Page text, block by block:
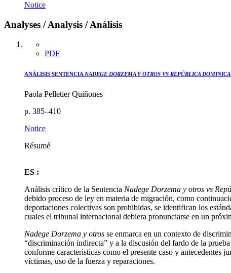
Notice
Analyses / Analysis / Análisis
PDF
ANÁLISIS SENTENCIA NADEGE DORZEMA Y OTROS VS REPÚBLICA
Paola Pelletier Quiñones
p. 385–410
Notice
Résumé
ES :
Análisis crítico de la Sentencia Nadege Dorzema y otros vs
debido proceso de ley en materia de migración, como
deportaciones colectivas son prohibidas, se identifican los
cuales el tribunal internacional debiera pronunciarse en un
Nadege Dorzema y otros se enmarca en un contexto de
“discriminación indirecta” y a la discusión del fardo de la
conforme características como el presente caso y
víctimas, uso de la fuerza y reparaciones.